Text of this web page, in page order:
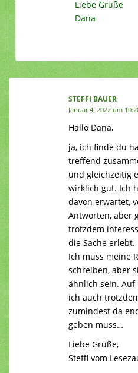
Liebe Grüße
Dana
STEFFI BAUER
Januar 4, 2022 um
Hallo Dana,
ja, ich finde du
treffend
und gleichzeitig
wirklich gut. Ich
davon erwartet,
Antworten, aber
trotzdem
die Sache erlebt.
Ich muss meine
schreiben, aber
ähnlich sein. Auf
ich auch
zumindest da
geben muss…
Liebe Grüße,
Steffi vom